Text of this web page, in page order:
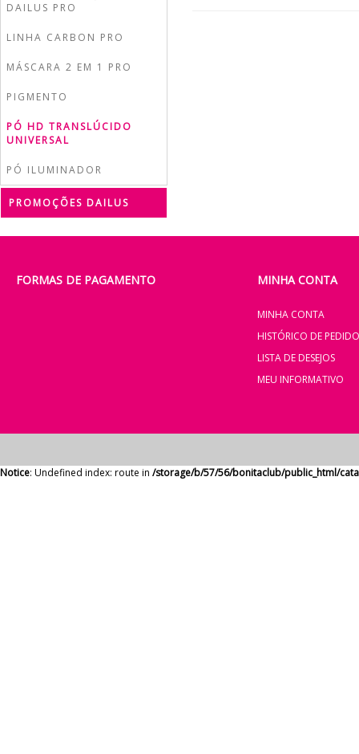
DAILUS PRO
LINHA CARBON PRO
MÁSCARA 2 EM 1 PRO
PIGMENTO
PÓ HD TRANSLÚCIDO
UNIVERSAL
PÓ ILUMINADOR
PROMOÇÕES DAILUS
FORMAS DE PAGAMENTO MINHA CONTA
MINHA CONTA
HISTÓRICO DE
LISTA DE DESEJOS
MEU INFORMATIVO
Notice: Undefined index: route in /storage/b/57/56/bonitaclub/public_html/